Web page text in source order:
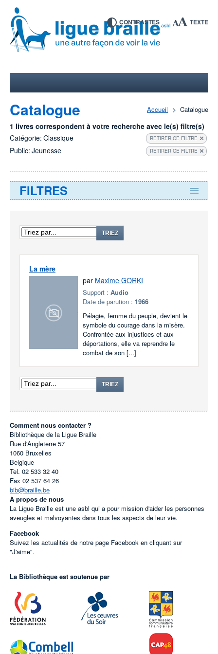
CONTRASTES TEXTE
Accueil Catalogue
Catalogue
1 livres correspondent à votre recherche avec le(s) filtre(s)
Catégorie: Classique RETIRER CE FILTRE
Public: Jeunesse RETIRER CE FILTRE
FILTRES
TRIEZ
La mère
par Maxime GORKI
Support : Audio
Date de parution : 1966
Pélagie, femme du peuple, devient le
symbole du courage dans la misère.
Confrontée aux injustices et aux
déportations, elle va reprendre le
combat de son [...]
TRIEZ
Comment nous contacter ?
Bibliothèque de la Ligue Braille
Rue d'Angleterre 57
1060 Bruxelles
Belgique
Tel. 02 533 32 40
Fax 02 537 64 26
bib@braille.be
À propos de nous
La Ligue Braille est une asbl qui a pour mission d'aider les personnes
aveugles et malvoyantes dans tous les aspects de leur vie.
Facebook
Suivez les actualités de notre page Facebook en cliquant sur
"J'aime".
La Bibliothèque est soutenue par